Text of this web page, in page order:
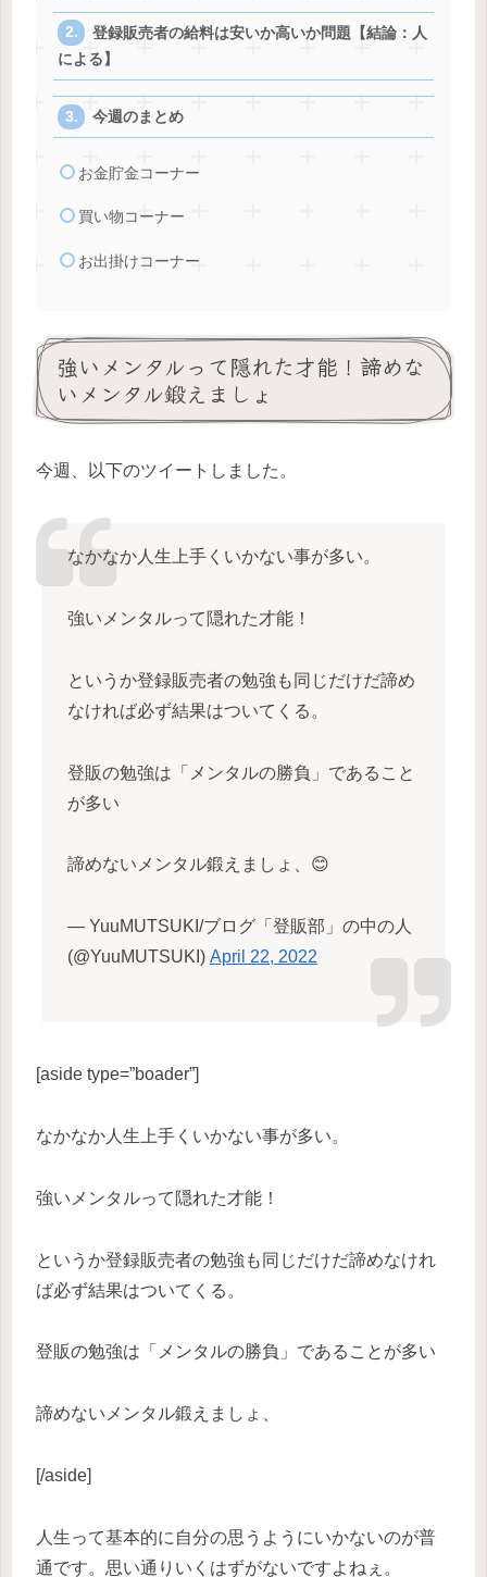
登録販売者の給料は安いか高いか問題【結論：人
による】
今週のまとめ
お金貯金コーナー
買い物コーナー
お出掛けコーナー
強いメンタルって隠れた才能！諦めな
いメンタル鍛えましょ
今週、以下のツイートしました。
なかなか人生上手くいかない事が多い。
強いメンタルって隠れた才能！
というか登録販売者の勉強も同じだけだ諦め
なければ必ず結果はついてくる。
登販の勉強は「メンタルの勝負」であること
が多い
諦めないメンタル鍛えましょ、😊
— YuuMUTSUKI/ブログ「登販部」の中の人
(@YuuMUTSUKI) April 22, 2022
[aside type=”boader”]
なかなか人生上手くいかない事が多い。
強いメンタルって隠れた才能！
というか登録販売者の勉強も同じだけだ諦めなけれ
ば必ず結果はついてくる。
登販の勉強は「メンタルの勝負」であることが多い
諦めないメンタル鍛えましょ、
[/aside]
人生って基本的に自分の思うようにいかないのが普
通です。思い通りいくはずがないですよねぇ。